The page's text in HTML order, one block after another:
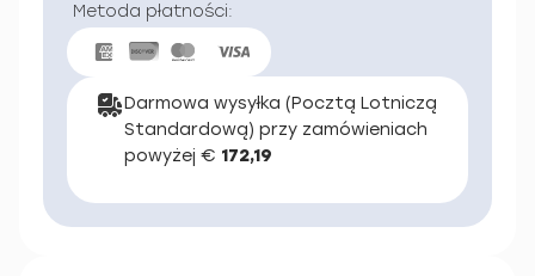
Metoda płatności:
Darmowa wysyłka (Pocztą Lotniczą
Standardową) przy zamówieniach
powyżej € 172,19